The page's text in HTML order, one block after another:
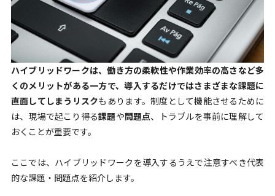
ハイブリッドワークは、働き方の柔軟性や作業効率の高さなど多
くのメリットがある一方で、導入するだけではさまざまな課題に
直面してしまうリスクもあります。制度として機能させるために
は、現場で起こり得る課題や問題点、トラブルを事前に理解して
おくことが重要です。
ここでは、ハイブリッドワークを導入するうえで注意すべき代表
的な課題・問題点を紹介します。